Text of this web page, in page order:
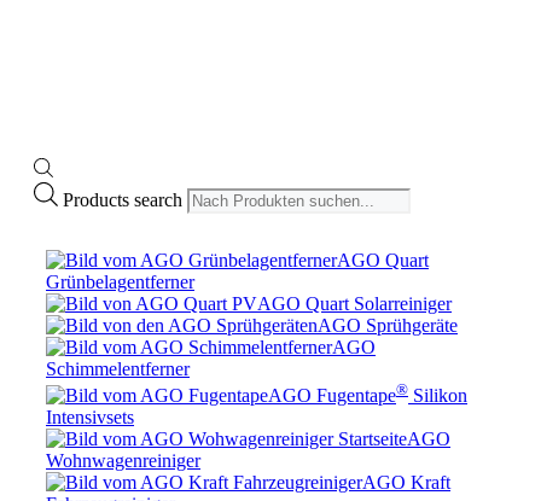
Products search
AGO Quart
Grünbelagentferner
AGO Quart Solarreiniger
AGO Sprühgeräte
AGO
Schimmelentferner
AGO Fugentape® Silikon
Intensivsets
AGO
Wohnwagenreiniger
AGO Kraft